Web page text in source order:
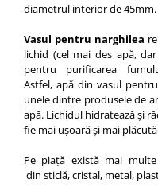
diametrul interior de 45mm.
Vasul pentru narghilea
lichid (cel mai des apă,
pentru purificarea
Astfel, apă din vasul
unele dintre produsele de
apă. Lichidul hidratează și
fie mai ușoară și mai
Pe piață există mai
din sticlă, cristal, metal,